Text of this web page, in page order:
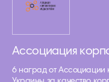
Ассоциация
6 наград от Ассоциации